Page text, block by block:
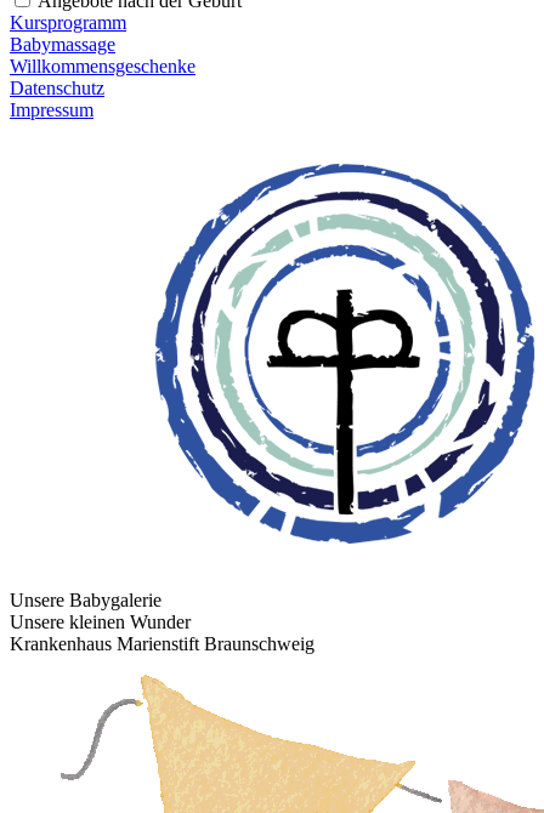
Kursprogramm
Babymassage
Willkommensgeschenke
Datenschutz
Impressum
Unsere Babygalerie
Unsere kleinen Wunder
Krankenhaus Marienstift Braunschweig